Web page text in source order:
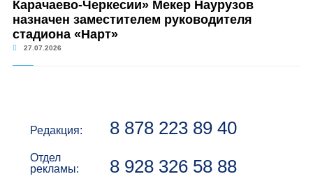
Карачаево-Черкесии» Мекер Наурузов
назначен заместителем руководителя
стадиона «Нарт»
27.07.2026
Редакция: 8 878 223 89 40
Отдел
рекламы:
8 928 326 58 88